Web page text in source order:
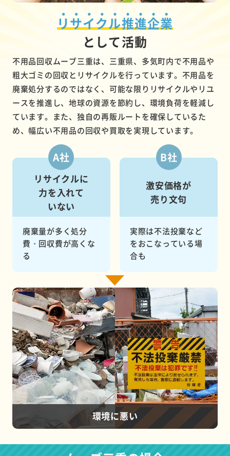
リサイクル推進企業
として活動
不用品回収ムーブ三重は、三重県、多気町内で不用品や
粗大ゴミの回収とリサイクルを行っています。不用品を
廃棄処分するのではなく、可能な限りリサイクルやリユ
ースを推進し、地球の資源を節約し、環境負荷を軽減し
ています。また、独自の再販ルートを確保しているた
め、幅広い不用品の回収や買取を実現しています。
A社
リサイクルに
力を入れて
いない
廃棄量が多く処分
費・回収費が高くな
る
B社
激安価格が
売り文句
実際は不法投棄など
をおこなっている場
合も
環境に悪い